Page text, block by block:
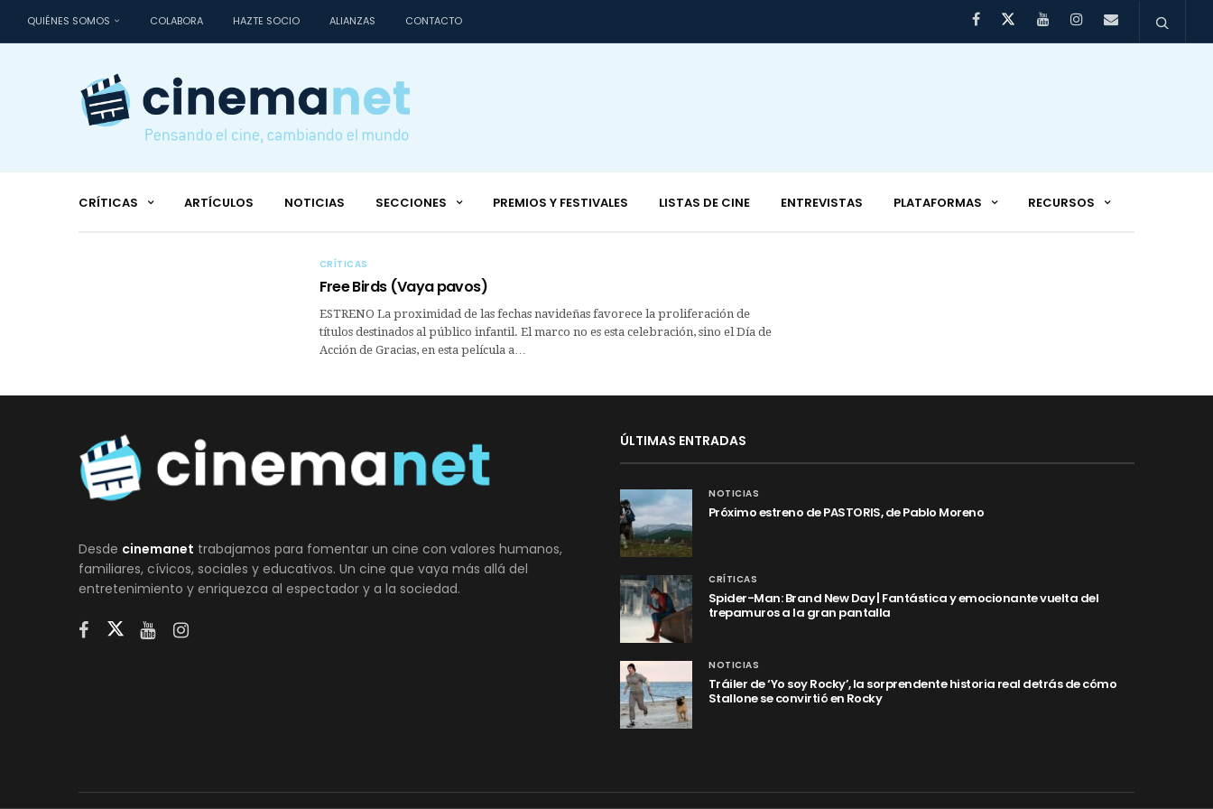
QUIÉNES SOMOS COLABORA HAZTE SOCIO ALIANZAS CONTACTO
CRÍTICAS ARTÍCULOS NOTICIAS SECCIONES PREMIOS Y FESTIVALES LISTAS DE CINE ENTREVISTAS PLATAFORMAS RECURSOS
CRÍTICAS
Free Birds (Vaya pavos)
ESTRENO La proximidad de las fechas navideñas favorece la proliferación de
títulos destinados al público infantil. El marco no es esta celebración, sino el Día de
Acción de Gracias, en esta película a…
Desde cinemanet trabajamos para fomentar un cine con valores humanos,
familiares, cívicos, sociales y educativos. Un cine que vaya más allá del
entretenimiento y enriquezca al espectador y a la sociedad.
ÚLTIMAS ENTRADAS
NOTICIAS
Próximo estreno de PASTORIS, de Pablo Moreno
CRÍTICAS
Spider-Man: Brand New Day | Fantástica y emocionante vuelta del
trepamuros a la gran pantalla
NOTICIAS
Tráiler de ‘Yo soy Rocky’, la sorprendente historia real detrás de cómo
Stallone se convirtió en Rocky